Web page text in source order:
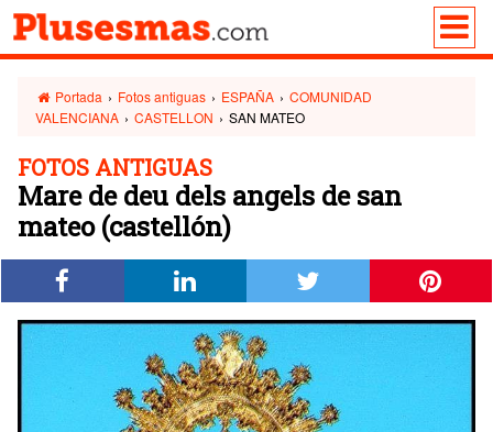
Portada › Fotos antiguas › ESPAÑA › COMUNIDAD
VALENCIANA › CASTELLON › SAN MATEO
FOTOS ANTIGUAS
Mare de deu dels angels de san
mateo (castellón)